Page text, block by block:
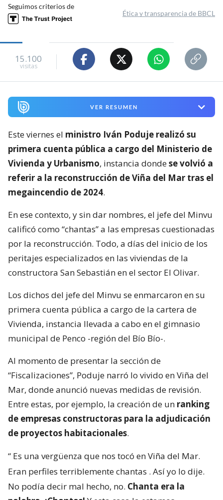
Seguimos criterios de
Ética y transparencia de BBCL
15.100
visitas
VER RESUMEN
Este viernes el ministro Iván Poduje realizó su
primera cuenta pública a cargo del Ministerio de
Vivienda y Urbanismo, instancia dondese volvió a
referir a la reconstrucción de Viña del Mar tras el
megaincendio de 2024.
En ese contexto, y sin dar nombres, el jefe del Minvu
calificó como “chantas” a las empresas cuestionadas
por la reconstrucción. Todo, a días del inicio de los
peritajes especializados en las viviendas de la
constructora San Sebastián en el sector El Olivar.
Los dichos del jefe del Minvu se enmarcaron en su
primera cuenta pública a cargo de la cartera de
Vivienda, instancia llevada a cabo en el gimnasio
municipal de Penco -región del Bío Bío-.
Al momento de presentar la sección de
“Fiscalizaciones”, Poduje narró lo vivido en Viña del
Mar, donde anunció nuevas medidas de revisión.
Entre estas, por ejemplo, la creación de un ranking
de empresas constructoras para la adjudicación
de proyectos habitacionales.
“ Es una vergüenza que nos tocó en Viña del Mar.
Eran perfiles terriblemente chantas . Así yo lo dije.
No podía decir mal hecho, no. Chanta era la